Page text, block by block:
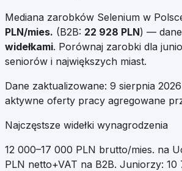
Mediana zarobków Selenium w
PLN/mies. (B2B: 22 928 PLN) —
widełkami. Porównaj zarobki dla
seniorów i największych miast.
Dane zaktualizowane: 9 sierpnia
aktywne oferty pracy agregowane
Najczęstsze widełki wynagrodzenia
12 000–17 000 PLN brutto/mies. na
PLN netto+VAT na B2B. Juniorzy: 10